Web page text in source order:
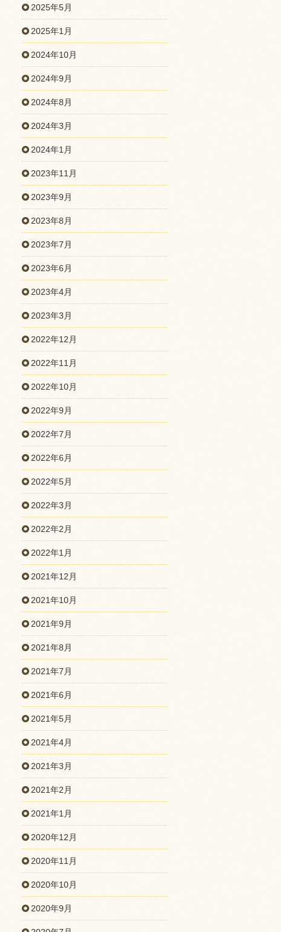
2025年5月
2025年1月
2024年10月
2024年9月
2024年8月
2024年3月
2024年1月
2023年11月
2023年9月
2023年8月
2023年7月
2023年6月
2023年4月
2023年3月
2022年12月
2022年11月
2022年10月
2022年9月
2022年7月
2022年6月
2022年5月
2022年3月
2022年2月
2022年1月
2021年12月
2021年10月
2021年9月
2021年8月
2021年7月
2021年6月
2021年5月
2021年4月
2021年3月
2021年2月
2021年1月
2020年12月
2020年11月
2020年10月
2020年9月